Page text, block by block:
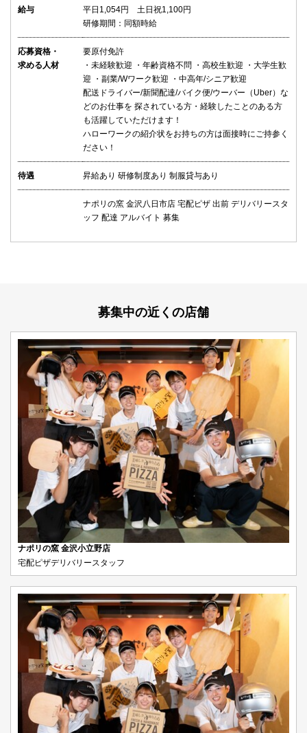
給与
平日1,054円 土日祝1,100円
研修期間：同額時給
応募資格・
求める人材
要原付免許
・未経験歓迎 ・年齢資格不問 ・高校生歓迎 ・大学生歓
迎 ・副業/Wワーク歓迎 ・中高年/シニア歓迎
配送ドライバー/新聞配達/バイク便/ウーバー（Uber）な
どのお仕事を 探されている方・経験したことのある方
も活躍していただけます！
ハローワークの紹介状をお持ちの方は面接時にご持参く
ださい！
待遇 昇給あり 研修制度あり 制服貸与あり
ナポリの窯 金沢八日市店 宅配ピザ 出前 デリバリースタ
ッフ 配達 アルバイト 募集
募集中の近くの店舗
ナポリの窯 金沢小立野店
宅配ピザデリバリースタッフ